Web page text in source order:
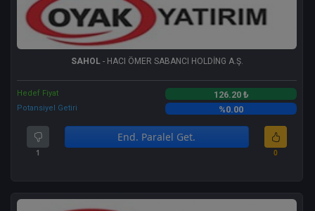
SAHOL- HACI ÖMER SABANCI HOLDİNG A.Ş.
Hedef Fiyat 126.20 ₺
Potansiyel Getiri %0.00
1
End. Paralel Get.
0